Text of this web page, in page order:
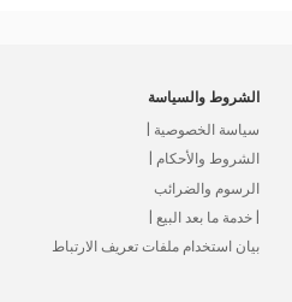
الشروط والسياسة
سياسة الخصوصية |
الشروط والأحكام |
الرسوم والضرائب
| خدمة ما بعد البيع |
بيان استخدام ملفات تعريف الارتباط